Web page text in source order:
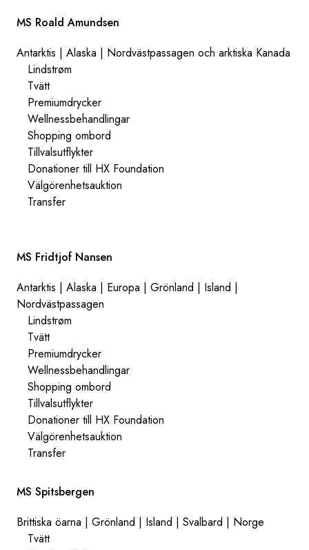
MS Roald Amundsen
Antarktis | Alaska | Nordvästpassagen och arktiska Kanada
Lindstrøm
Tvätt
Premiumdrycker
Wellnessbehandlingar
Shopping ombord
Tillvalsutflykter
Donationer till HX Foundation
Välgörenhetsauktion
Transfer
MS Fridtjof Nansen
Antarktis | Alaska | Europa | Grönland | Island |
Nordvästpassagen
Lindstrøm
Tvätt
Premiumdrycker
Wellnessbehandlingar
Shopping ombord
Tillvalsutflykter
Donationer till HX Foundation
Välgörenhetsauktion
Transfer
MS Spitsbergen
Brittiska öarna | Grönland | Island | Svalbard | Norge
Tvätt